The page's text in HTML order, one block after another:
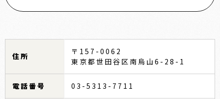
住所
〒157-0062
東京都世田谷区南烏山6-28-1
電話番号 03-5313-7711